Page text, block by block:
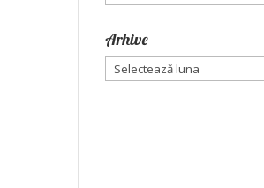
Arhive
Arhive